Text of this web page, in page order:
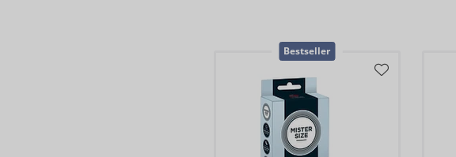
Bestseller